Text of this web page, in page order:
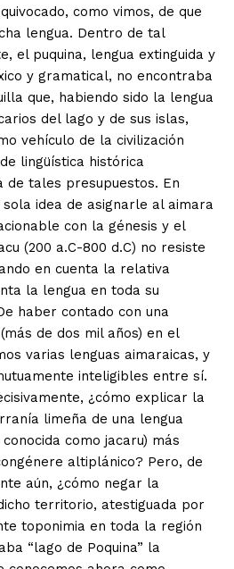
como vimos, de que
lengua. Dentro de tal
el puquina, lengua extinguida y
y gramatical, no encontraba
que, habiendo sido la lengua
del lago y de sus islas,
vehículo de la civilización
lingüística histórica
tales presupuestos. En
idea de asignarle al aimara
con la génesis y el
(200 a.C-800 d.C) no resiste
en cuenta la relativa
la lengua en toda su
haber contado con una
de dos mil años) en el
varias lenguas aimaraicas, y
inteligibles entre sí.
¿cómo explicar la
limeña de una lengua
como jacaru) más
altiplánico? Pero, de
aún, ¿cómo negar la
territorio, atestiguada por
toponimia en toda la región
“lago de Poquina” la